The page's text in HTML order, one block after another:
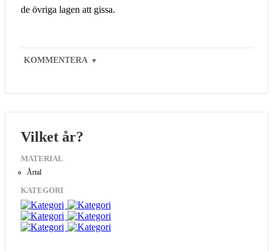
de övriga lagen att gissa.
KOMMENTERA ▼
Vilket år?
MATERIAL
Årtal
KATEGORI